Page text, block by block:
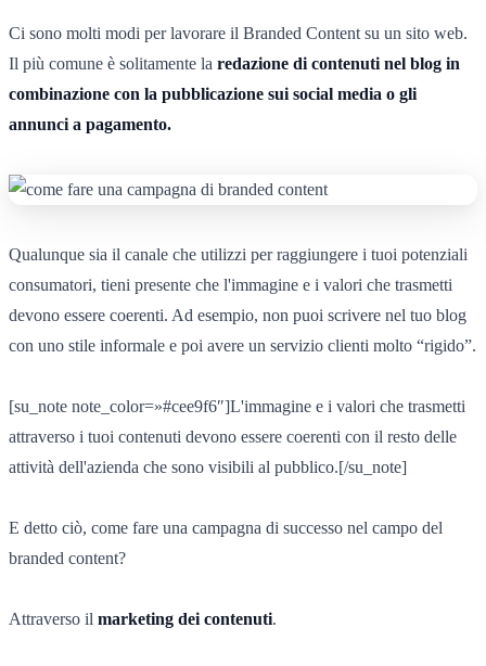
Ci sono molti modi per lavorare il Branded Content su un sito web.
Il più comune è solitamente la redazione di contenuti nel blog in
combinazione con la pubblicazione sui social media o gli
annunci a pagamento.
Qualunque sia il canale che utilizzi per raggiungere i tuoi potenziali
consumatori, tieni presente che l'immagine e i valori che trasmetti
devono essere coerenti. Ad esempio, non puoi scrivere nel tuo blog
con uno stile informale e poi avere un servizio clienti molto “rigido”.
[su_note note_color=»#cee9f6″]L'immagine e i valori che trasmetti
attraverso i tuoi contenuti devono essere coerenti con il resto delle
attività dell'azienda che sono visibili al pubblico.[/su_note]
E detto ciò, come fare una campagna di successo nel campo del
branded content?
Attraverso il marketing dei contenuti.